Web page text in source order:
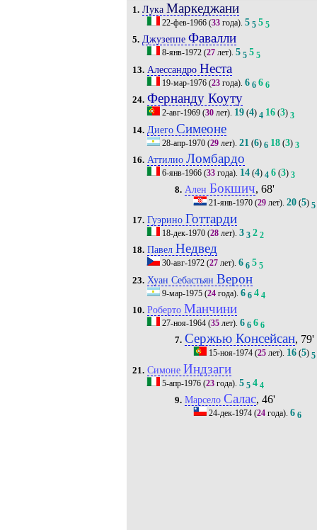
1. Лука Маркеджани
22-фев-1966(33года). 5 5 5 5
5. Джузеппе Фавалли
8-янв-1972(27лет). 5 5 5 5
13. Алессандро Неста
19-мар-1976(23года). 6 6 6 6
24. Фернанду Коуту
2-авг-1969(30лет). 19(4) 4 16(3) 3
14. Диего Симеоне
28-апр-1970(29лет). 21 (6) 6 18(3) 3
16. Аттилио Ломбардо
6-янв-1966(33года). 14(4) 4 6(3) 3
8. Ален Бокшич, 68'
21-янв-1970 (29 лет).20 (5) 5
17. Гуэрино Готтарди
18-дек-1970(28лет). 3 3 2 2
18. Павел Недвед
30-авг-1972(27лет). 6 6 5 5
23. Хуан Себастьян Верон
9-мар-1975(24года). 6 6 4 4
10. Роберто Манчини
27-ноя-1964(35лет). 6 6 6 6
7. Сержью Консейсан, 79'
15-ноя-1974 (25 лет). 16 (5) 5
21. Симоне Индзаги
5-апр-1976(23года). 5 5 4 4
9. Марсело Салас, 46'
24-дек-1974 (24 года).6 6